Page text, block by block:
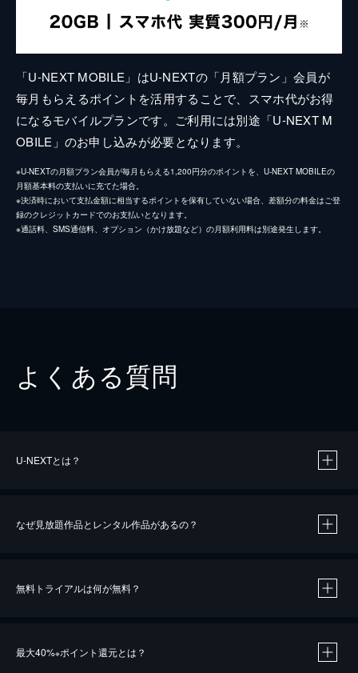
「U-NEXT MOBILE」はU-NEXTの「月額プラン」会員が
毎月もらえるポイントを活用することで、スマホ代がお得
になるモバイルプランです。ご利用には別途「U-NEXT M
OBILE」のお申し込みが必要となります。
※U-NEXTの月額プラン会員が毎月もらえる1,200円分のポイントを、U-NEXT MOBILEの
月額基本料の支払いに充てた場合。
※決済時において支払金額に相当するポイントを保有していない場合、差額分の料金はご登
録のクレジットカードでのお支払いとなります。
※通話料、SMS通信料、オプション（かけ放題など）の月額利用料は別途発生します。
よくある質問
U-NEXTとは？
なぜ見放題作品とレンタル作品があるの？
無料トライアルは何が無料？
最大40%※ポイント還元とは？